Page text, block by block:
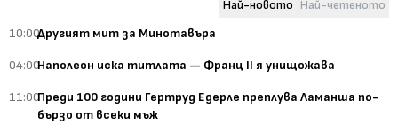
Най-новото Най-четеното
10:00Другият мит за Минотавъра
04:00Наполеон иска титлата — Франц II я унищожава
11:00Преди 100 години Гертруд Едерле преплува Ламанша по-
бързо от всеки мъж